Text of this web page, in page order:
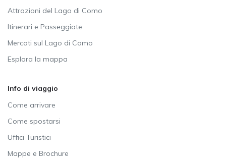
Attrazioni del Lago di Como
Itinerari e Passeggiate
Mercati sul Lago di Como
Esplora la mappa
Info di viaggio
Come arrivare
Come spostarsi
Uffici Turistici
Mappe e Brochure